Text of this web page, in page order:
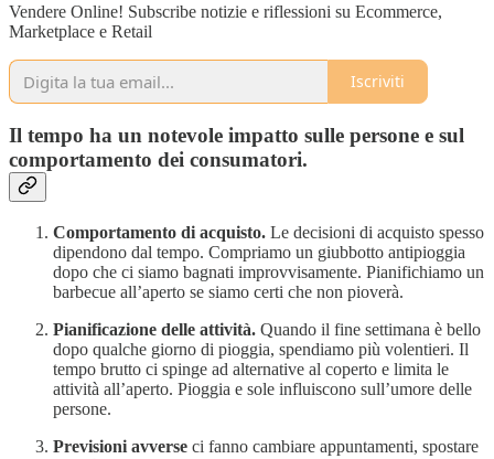
Vendere Online! Subscribe notizie e riflessioni su Ecommerce,
Marketplace e Retail
Iscriviti
Il tempo ha un notevole impatto sulle persone e sul
comportamento dei consumatori.
Comportamento di acquisto. Le decisioni di acquisto spesso
dipendono dal tempo. Compriamo un giubbotto antipioggia
dopo che ci siamo bagnati improvvisamente. Pianifichiamo un
barbecue all’aperto se siamo certi che non pioverà.
Pianificazione delle attività. Quando il fine settimana è bello
dopo qualche giorno di pioggia, spendiamo più volentieri. Il
tempo brutto ci spinge ad alternative al coperto e limita le
attività all’aperto. Pioggia e sole influiscono sull’umore delle
persone.
Previsioni avverse ci fanno cambiare appuntamenti, spostare